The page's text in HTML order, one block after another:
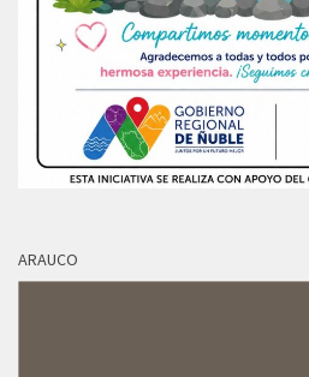
ARAUCO